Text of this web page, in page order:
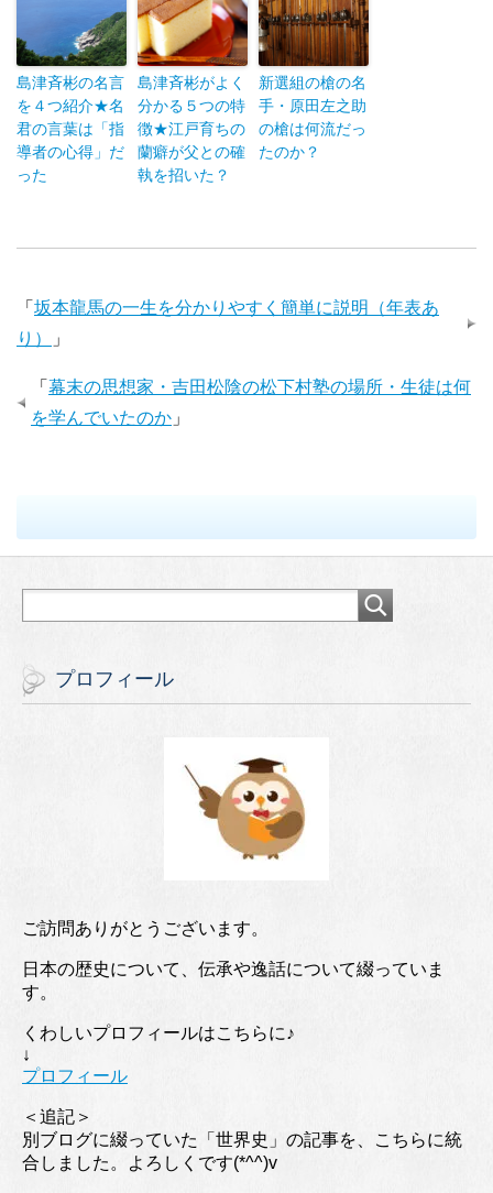
島津斉彬の名言
を４つ紹介★名
君の言葉は「指
導者の心得」だ
った
島津斉彬がよく
分かる５つの特
徴★江戸育ちの
蘭癖が父との確
執を招いた？
新選組の槍の名
手・原田左之助
の槍は何流だっ
たのか？
「 坂本龍馬の一生を分かりやすく簡単に説明（年表あ
り）
」
「 幕末の思想家・吉田松陰の松下村塾の場所・生徒は何
を学んでいたのか 」
プロフィール
ご訪問ありがとうございます。
日本の歴史について、伝承や逸話について綴っていま
す。
くわしいプロフィールはこちらに♪
↓
プロフィール
＜追記＞
別ブログに綴っていた「世界史」の記事を、こちらに統
合しました。よろしくです(*^^)v